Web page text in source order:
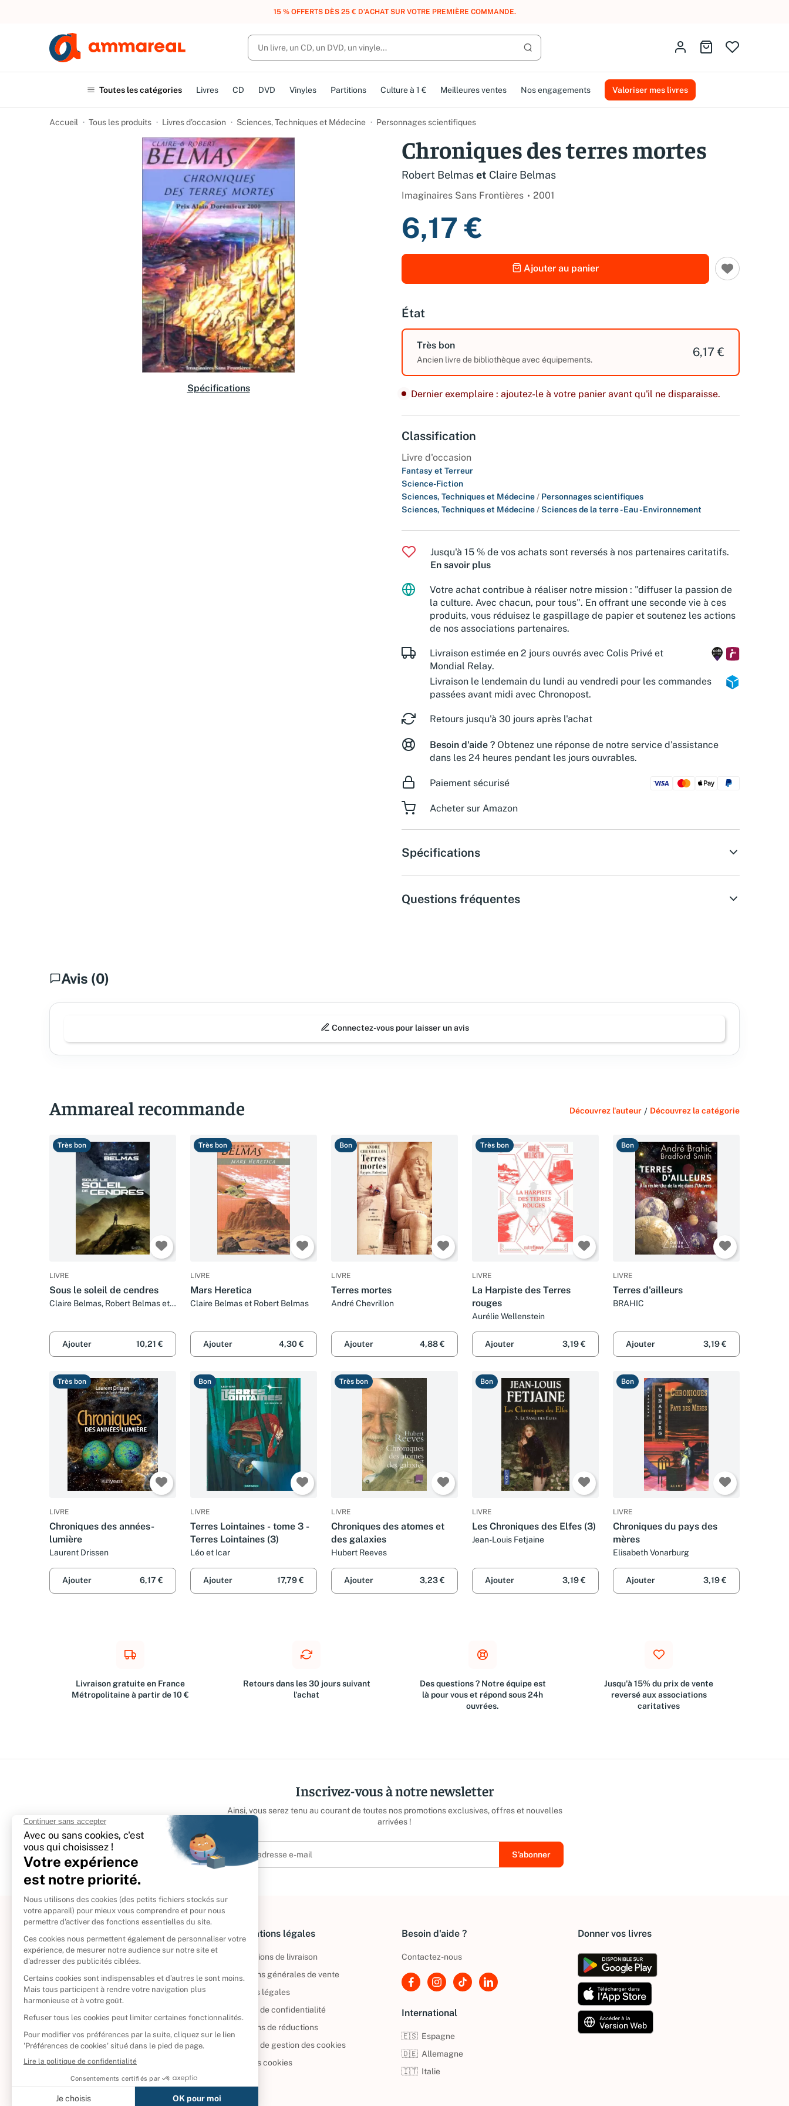
UN ACHAT, DES POINTS, DES RÉCOMPENSES :REJOIGNEZ GRATUITEMENT LE CLUB AMMAREAL.
Lancer la recherche
Identifiez-vousAller au panier
Toutes les catégories Livres CD DVD Vinyles Partitions Culture à 1 € Meilleures ventes Nos engagements Valoriser mes livres
Accueil Tous les produits Livres d’occasion Sciences, Techniques et Médecine Personnages scientifiques
Spécifications
Chroniques des terres mortes
Robert Belmaset Claire Belmas
Imaginaires Sans Frontières 2001
6,17 €
Ajouter au panier
État
Très bon
Ancien livre de bibliothèque avec équipements.
6,17 €
Dernier exemplaire : ajoutez-le à votre panier avant qu'il ne disparaisse.
Classification
Livre d'occasion
Fantasy et Terreur
Science-Fiction
Sciences, Techniques et Médecine / Personnages scientifiques
Sciences, Techniques et Médecine /Sciences de la terre - Eau - Environnement
Jusqu'à 15 % de vos achats sont reversés à nos partenaires caritatifs.
En savoir plus
Votre achat contribue à réaliser notre mission : "diffuser la passion de
la culture. Avec chacun, pour tous". En offrant une seconde vie à ces
produits, vous réduisez le gaspillage de papier et soutenez les actions
de nos associations partenaires.
Livraison estimée en 2 jours ouvrés avec Colis Privé et
Mondial Relay.
Livraison le lendemain du lundi au vendredi pour les commandes
passées avant midi avec Chronopost.
Retours jusqu'à 30 jours après l'achat
Besoin d'aide ? Obtenez une réponse de notre service d'assistance
dans les 24 heures pendant les jours ouvrables.
Paiement sécurisé
Acheter sur Amazon
Spécifications
Questions fréquentes
Avis (0)
Connectez-vous pour laisser un avis
Ammareal recommande Découvrez l'auteur / Découvrez la catégorie
Très bon
LIVRE
Sous le soleil de cendres
Claire Belmas, Robert Belmas et
Ajouter 10,21 €
Très bon
LIVRE
Mars Heretica
Claire Belmas et Robert Belmas
Ajouter 4,30 €
Bon
LIVRE
Terres mortes
André Chevrillon
Ajouter 4,88 €
Très bon
LIVRE
La Harpiste des Terres
rouges
Aurélie Wellenstein
Ajouter 3,19 €
Bon
LIVRE
Terres d'ailleurs
BRAHIC
Ajouter 3,19 €
Très bon
LIVRE
Chroniques des années-
lumière
Laurent Drissen
Ajouter 6,17 €
Bon
LIVRE
Terres Lointaines - tome 3 -
Terres Lointaines (3)
Léo et Icar
Ajouter 17,79 €
Très bon
LIVRE
Chroniques des atomes et
des galaxies
Hubert Reeves
Ajouter 3,23 €
Bon
LIVRE
Les Chroniques des Elfes (3)
Jean-Louis Fetjaine
Ajouter 3,19 €
Bon
LIVRE
Chroniques du pays des
mères
Elisabeth Vonarburg
Ajouter 3,19 €
Livraison gratuite en France
Métropolitaine à partir de 10 €
Retours dans les 30 jours suivant
l'achat
Des questions ? Notre équipe est
là pour vous et répond sous 24h
ouvrées.
Jusqu'à 15% du prix de vente
reversé aux associations
caritatives
Inscrivez-vous à notre newsletter
Ainsi, vous serez tenu au courant de toutes nos promotions exclusives, offres et nouvelles
arrivées !
À propos
Politique de retour
Reprendre vos livres
Qui sommes-nous ?
CD d'occasion
DVD d'occasion
Livres d’occasion
Informations légales
Informations de livraison
Conditions générales de vente
Mentions légales
Politique de confidentialité
Conditions de réductions
Politique de gestion des cookies
Gérer vos cookies
Besoin d'aide ?
Contactez-nous
International
🇪🇸 Espagne
🇩🇪 Allemagne
🇮🇹 Italie
Donner vos livres